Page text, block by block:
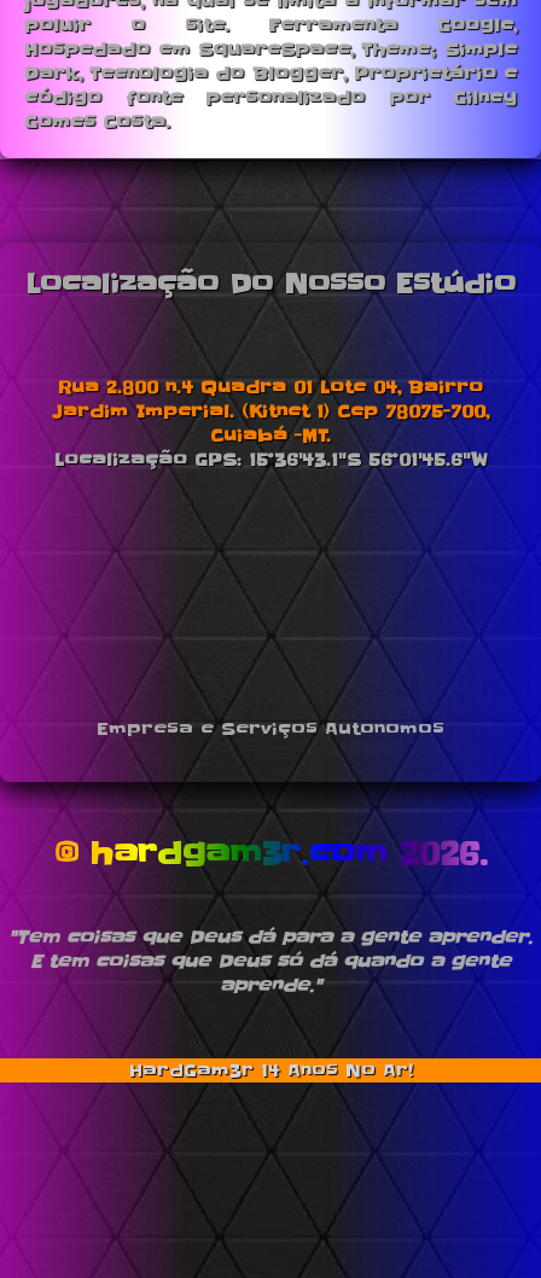
poluir o site. Ferramenta Google,
Hospedado em SquareSpace, Theme; Simple
Dark, Tecnologia do Blogger, Proprietário e
código fonte personalizado por Gilney
Gomes Costa.
Localização Do Nosso Estúdio
Rua 2.800 n.4 Quadra 01 Lote 04, Bairro
Jardim Imperial. (Kitnet 1) Cep 78075-700,
Cuiabá -MT.
Localização GPS: 15°36'43.1"S 56°01'45.6"W
Empresa e Serviços Autonomos
© hardgam3r.com 2026.
"Tem coisas que Deus dá para a gente aprender.
E tem coisas que Deus só dá quando a gente
aprende."
HardGam3r 14 Anos No Ar!